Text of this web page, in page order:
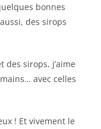
bonnes
des sirops
des sirops, j’aime
avec celles
! Et vivement le